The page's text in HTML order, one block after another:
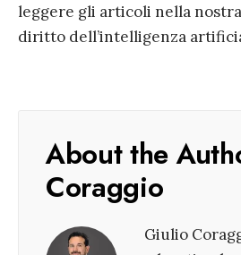
leggere gli articoli nella
diritto dell’intelligenza
About the
Coraggio
Giulio